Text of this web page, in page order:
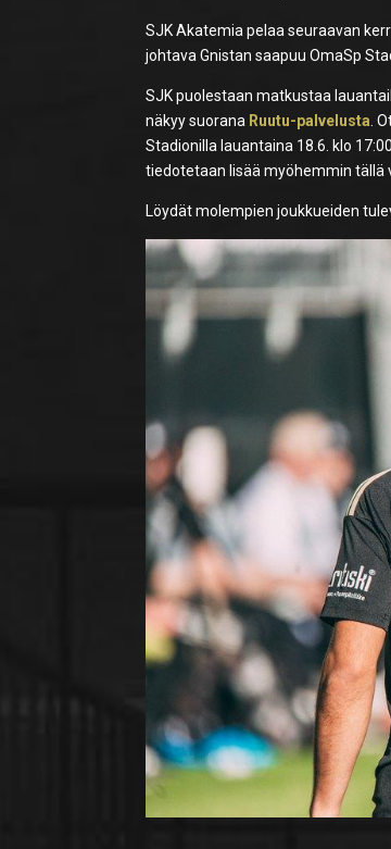
SJK Akatemia pelaa seuraavan
johtava Gnistan saapuu OmaSp
SJK puolestaan matkustaa
näkyy suorana Ruutu-palvelusta .
Stadionilla lauantaina 18.6. klo
tiedotetaan lisää myöhemmin tällä
Löydät molempien joukkueiden